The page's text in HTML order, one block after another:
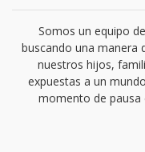
Somos un equipo
buscando una manera
nuestros hijos,
expuestas a un
momento de pausa